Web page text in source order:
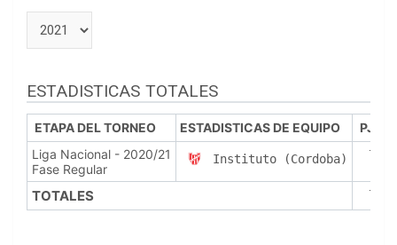
ESTADISTICAS TOTALES
ETAPA DEL TORNEO ESTADISTICAS DE EQUIPO PJ
Liga Nacional - 2020/21
Fase Regular
Instituto (Cordoba) 7
TOTALES 7